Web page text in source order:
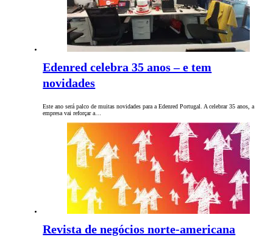
Edenred celebra 35 anos – e tem
novidades
Este ano será palco de muitas novidades para a Edenred Portugal. A celebrar 35 anos, a
empresa vai reforçar a…
Revista de negócios norte-americana